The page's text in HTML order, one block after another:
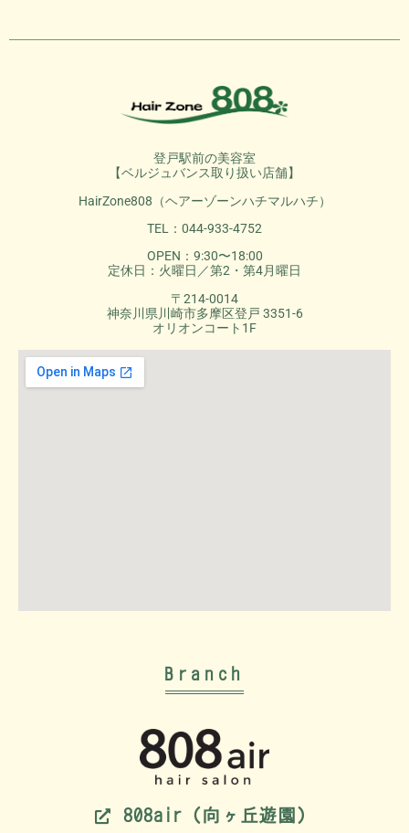
登戸駅前の美容室
【ベルジュバンス取り扱い店舗】
HairZone808（ヘアーゾーンハチマルハチ）
TEL：044-933-4752
OPEN：9:30〜18:00
定休日：火曜日／第2・第4月曜日
〒214-0014
神奈川県川崎市多摩区登戸 3351-6
オリオンコート1F
Branch
808air（向ヶ丘遊園）